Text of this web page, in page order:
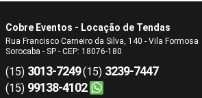
Cobre Eventos - Locação de Tendas
Rua Francisco Carneiro da Silva, 140 - Vila Formosa
Sorocaba - SP - CEP: 18076-180
(15) 3013-7249(15) 3239-7447
(15) 99138-4102